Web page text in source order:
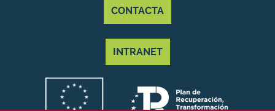
CONTACTA
INTRANET